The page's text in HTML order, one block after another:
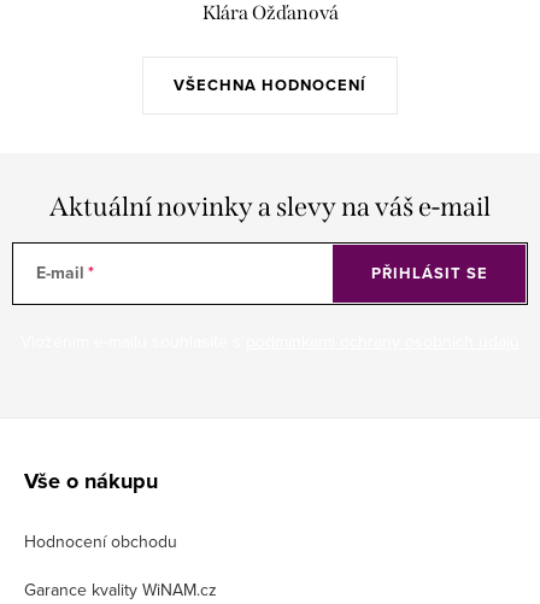
VŠECHNA HODNOCENÍ
Klára Ožďanová
Aktuální novinky a slevy na váš e-mail
E-mail PŘIHLÁSIT SE
Vše o nákupu
Hodnocení obchodu
Garance kvality WiNAM.cz